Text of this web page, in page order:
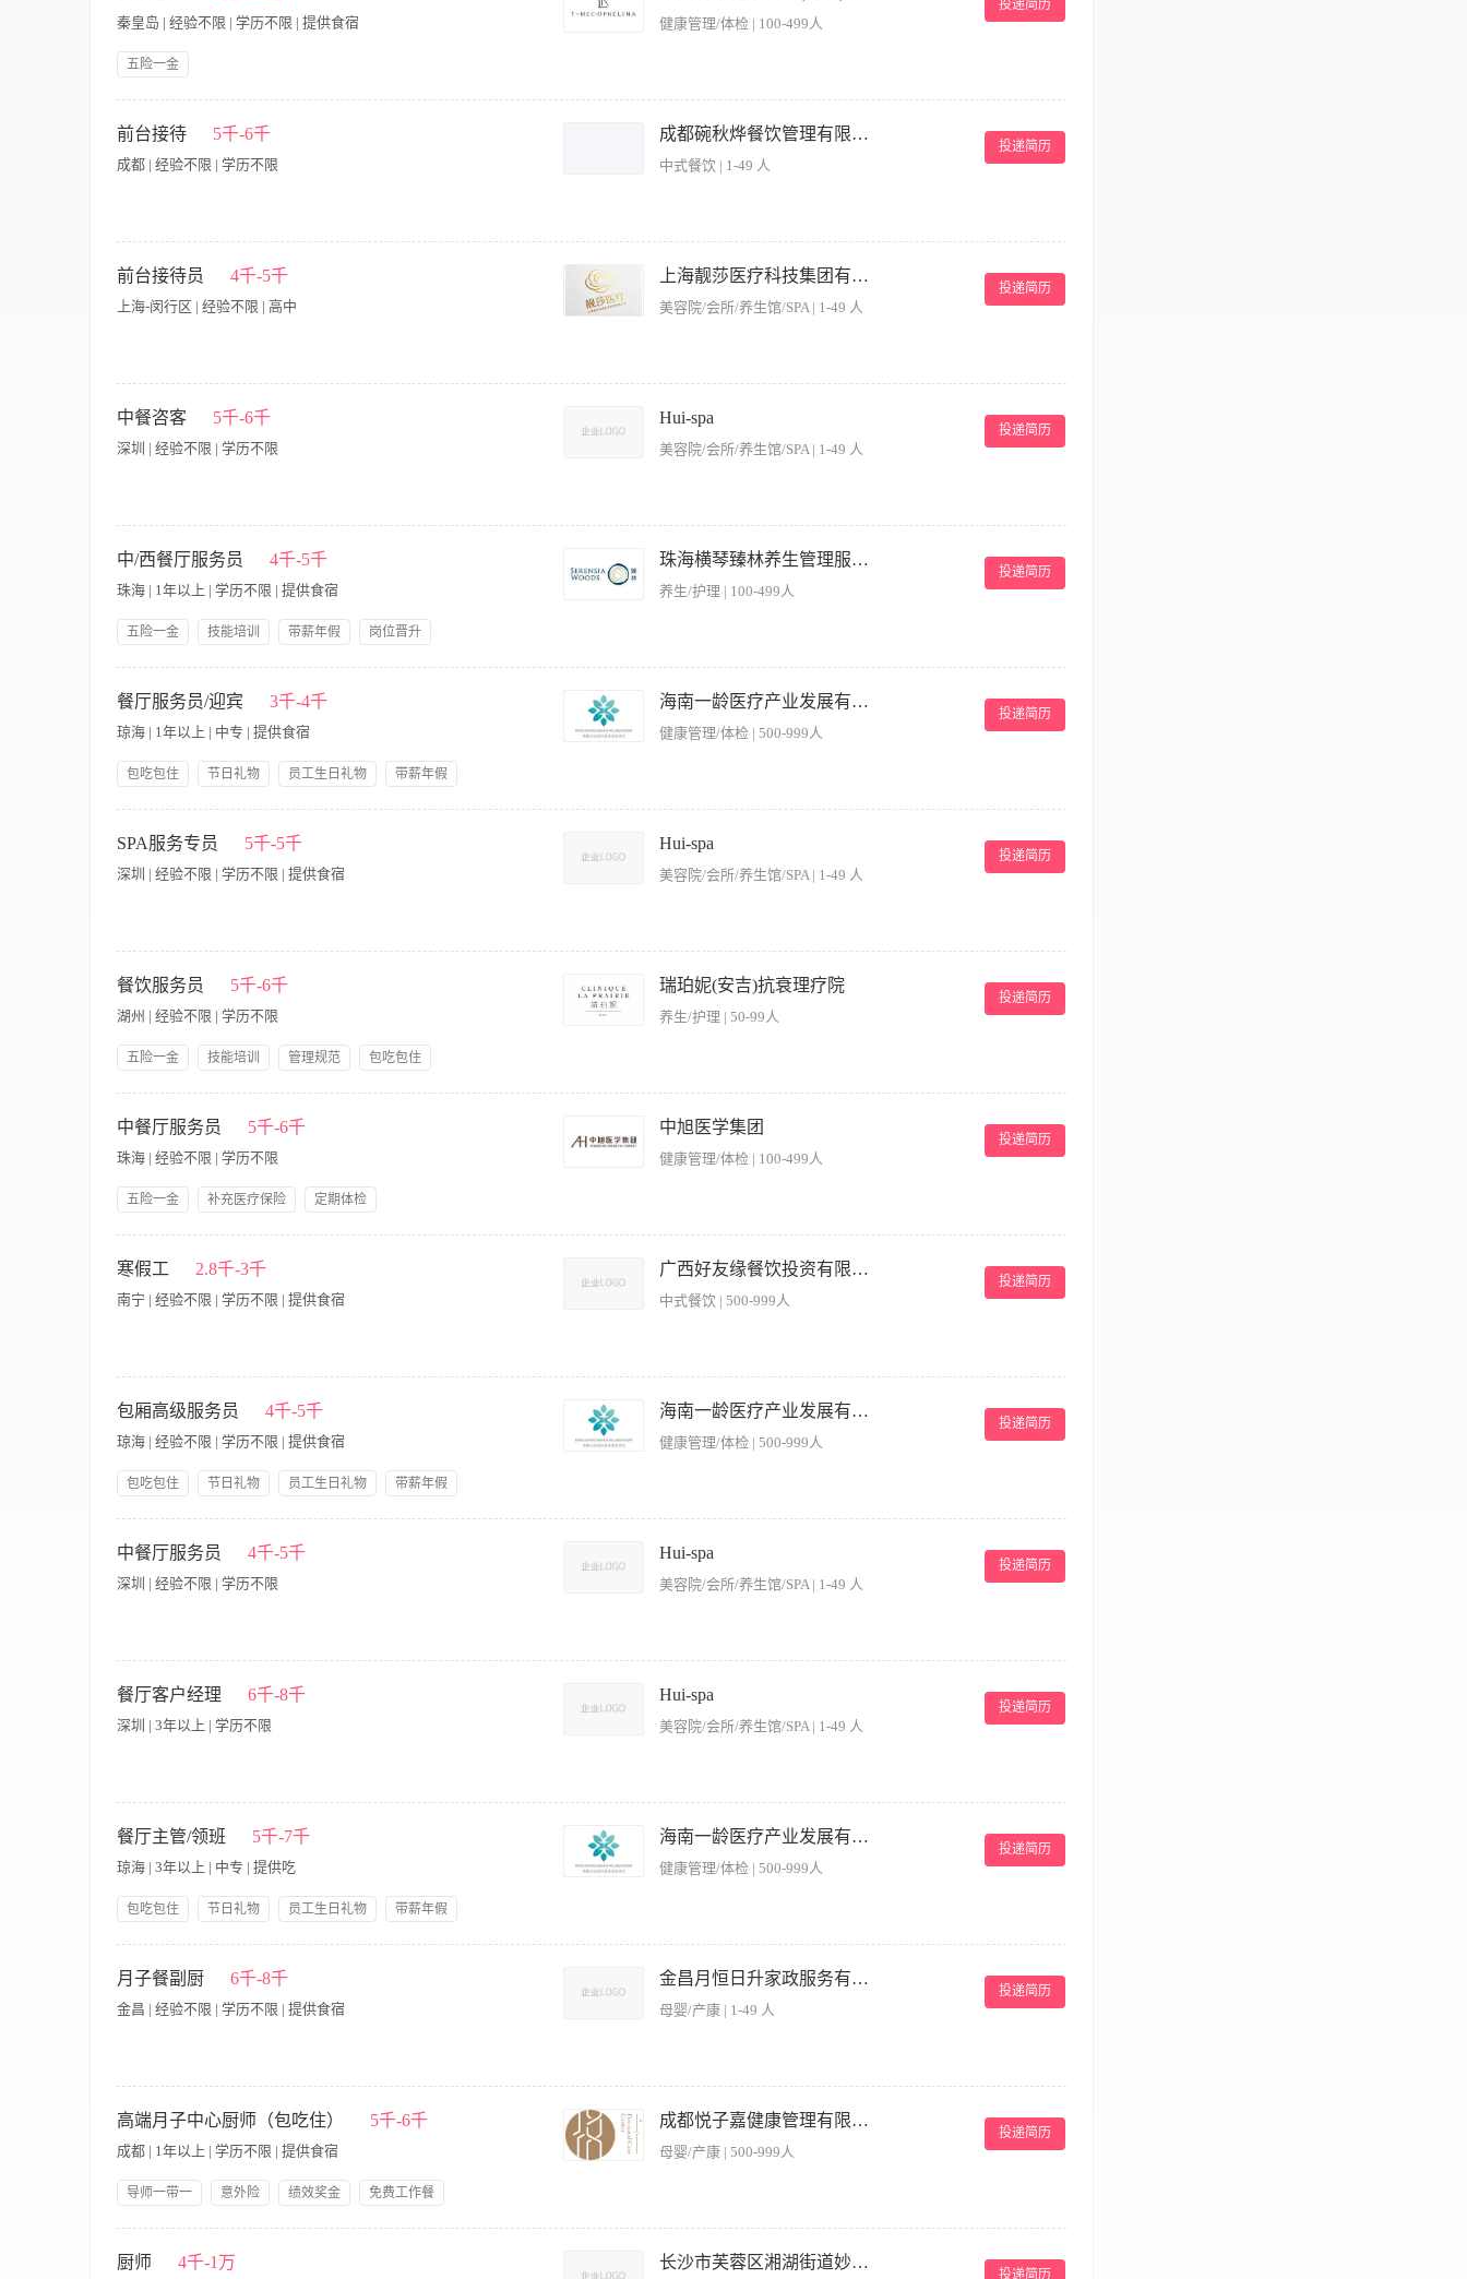
入； 15、热情待客、态度谦和，不断提高服务质量，加强现场管理，及时发现与纠正服务当中出现的问题，有效建立部门宾客满意度档案，确保指标完成良好； 16、
他临时的工作任务。
秦皇岛 | 经验不限 | 学历不限 | 提供食宿
五险一金
健康管理/体检 | 100-499人
投递简历
发当地需求的餐饮产品。 4、熟悉饭店管理理论、餐饮管理理论、营销学和服务心理学。 5、协调与其他部门的工作关系，确保宾客得到满意的餐饮产品和良好的服
务。 6、制定餐厅推销策略，督促员工做好食品饮料的推销工作，提高餐饮销售收入。 7、建全物资管理制度，对餐厅的设备、物资、用具等严格管理。 【岗位要
求】 1、本科以上文化程度；5年以上同岗位工作经验。 2、精通本部门的业务知识，熟练掌握中餐、西餐、酒吧、茶馆的技能及管理技巧。 3、熟悉 食品原材料采
性。
前台接待 5千-6千
成都 | 经验不限 | 学历不限
成都碗秋烨餐饮管理有限公司
中式餐饮 | 1-49 人
投递简历
客情，尤其要记住即将来店的贵宾、常客的姓名，了解酒店的所有活动。 4、熟悉酒店有关客房销售的各项政策，向来店宾客推销客房，努力争取最好的经济效益。
5、熟练总台各项专业业务和技能，搞好对客服务。 6、熟练掌握店内外信息，提供准确的问讯服务。 7、负责为下榻酒店的宾客办理入住登记手续。 8、负责客房钥
匙的管理和发放工作并严格遵守验证制度。 9、制作有关报表，为其它部门提供准确的接待信息。 【岗位要求】 1、XX以上文化程度，懂得英语。 2、性格开朗、头
前台接待员 4千-5千
上海-闵行区 | 经验不限 | 高中
上海靓莎医疗科技集团有限公司
美容院/会所/养生馆/SPA | 1-49 人
投递简历
公司快递、信件及文件，做好登记与分发工作； 4、维护前台区域的整洁与秩序，确保良好的企业形象； 5、协助行政事务，包括办公用品管理、会议室预约等基础支
持工作； 6、完成上级交办的其他临时性任务。 【岗位要求】 1、形象气质佳，普通话标准，具备良好的沟通能力与服务意识； 2、工作细致耐心，责任心强，能够妥
善处理日常接待事务； 3、具备基础的办公软件操作能力（如Word、Excel等）； 4、能适应晚班制度（如有需要），具备团队协作精神； 5、无经验者可接受培训，
中餐咨客 5千-6千
深圳 | 经验不限 | 学历不限
Hui-spa
美容院/会所/养生馆/SPA | 1-49 人
投递简历
客情，尤其要记住即将来店的贵宾、常客的姓名。 3、熟练掌握店内外信息，向宾客提供礼貌周全的服务。 4、了解酒店的相关活动，可向宾客详细介绍酒店康乐部的
活动。 5、对于宾客的要求、不满和需要及时做出回应及时向领班或部门经理汇报。
中/西餐厅服务员 4千-5千
珠海 | 1年以上 | 学历不限 | 提供食宿
五险一金 技能培训 带薪年假
岗位晋升
珠海横琴臻林养生管理服务有限公司
养生/护理 | 100-499人
投递简历
必应，能够解答顾客咨询类问题，使顾客有宾至如归的感觉； 4、 熟悉餐厅的饮品及菜品介绍； 5、 积极参加培训，不断提高服务技能； 6、 服从主管安排，配合同
事工作； 7、协助运营，支援其他部门的工作； 8、配合完成领导交代的其他工作或任务（包括涉及非本岗位的工作内容） 岗位要求： 1、身体健康，形象气质佳
2、 能吃苦耐劳，有责任心，有爱心，热爱服务行业； 3、 身体状况符合国家餐饮行业标准要求； 4、 品行端正，无不良嗜好和记录，无纹身。
餐厅服务员/迎宾 3千-4千
琼海 | 1年以上 | 中专 | 提供食宿
包吃包住 节日礼物 员工生日礼物
带薪年假
海南一龄医疗产业发展有限公司
健康管理/体检 | 500-999人
投递简历
行保管。 3. 迎接宾客，引导宾客到预订台位或宾客满意的台位。 4. 客满时，负责安排好后到的宾客，使宾客乐于等位。 5. 随时注意听取宾客的意见，及时向上级反
映。 6. 随时注意在接待工作中的各种问题，及时向上级反映和协助处理。 7. 掌握和运用礼貌语言，负责接听电话，宾客电话订餐应问清楚基本信息。 8. 向客人介绍
餐厅各式菜点、各种饮品和特式菜点，吸引宾客来餐厅就餐。 岗位要求 1.中专毕业或具有同等学历，经过餐饮服务培训，有一定的日常外语会话能力。 2.有熟练的服
SPA服务专员 5千-5千
深圳 | 经验不限 | 学历不限 | 提供食宿
Hui-spa
美容院/会所/养生馆/SPA | 1-49 人
投递简历
里，你将通过专业的服务支持与温暖的零售互动，为客户创造从踏入空间到选购产品的完整美好体验。如果你渴望在高端健康疗愈品牌中成长，欢迎加入我们。 主要
职责 环境与服务支持· 负责一、二楼整体环境的清洁、整理与日常布置，确保疗愈空间始终整洁、宁静、舒适。· 协助准备各项疗愈服务用品，并为客户提供茶水、轻
食等贴心服务支持。· 配合理疗师与前台，完成客户引导、更衣协助等服务工作，确保服务动线流畅。 零售销售与客户互动· 在一楼零售区主动接待客户，介绍HUI
Wellness香氛等产品特性，协助试香与体验，促成销售。· 负责零售区域的货品陈列、库存盘点与补充，保持商品展示的吸引力与有序性。· 学习产品知识，为客户提
供专业的购物建议，传递品牌理念。 运营协助· 遵守并执行各项服务标准操作程序（SOP）与卫生安全规范。· 协助完成上级交办的其他日常运营支持工作。 任职要
求 基本条件· 高中及以上学历。· 具备服务行业基础工作经验，有零售、酒店、餐饮或SPA行业经验者优先。 能力与素养· 拥有良好的服务意识与亲和力，沟通表达清
· 有竞争力的薪酬：岗位底薪 + 绩效奖金 + 零售销售提成，收入与个人表现直接挂钩。 · 成长型岗位：提供完整的SPA服务流程与零售产品知识培训，清晰的发展路径
（可向资深服务顾问、前台主管或零售专员方向培养）。 · 融入团队：享受与团队一致的员工疗愈福利、节日礼品、生日关怀及团队活动。 · 优雅的工作环境：在深
餐饮服务员 5千-6千
湖州 | 经验不限 | 学历不限
五险一金 技能培训 管理规范
包吃包住
瑞珀妮(安吉)抗衰理疗院
养生/护理 | 50-99人
投递简历
保餐厅区域每餐段都将按标准设定，这包括摆台,设置自助餐,所有设备准备好服务,确保你已经被主管做了餐前会议。 4、确保餐台的干净和整洁。 5、确保服务台保持
干净和整洁。 6、有效地与厨房沟通。 7、确保完全了解食品出品，已做更好推销。
中餐厅服务员 5千-6千
珠海 | 经验不限 | 学历不限
五险一金 补充医疗保险 定期体检
中旭医学集团
健康管理/体检 | 100-499人
投递简历
设备，确保娱乐活动的顺利进行。 4、保持包房或座位的整洁，清理桌面垃圾。 5、协调与其他服务员或工作人员的工作，确保服务的连贯性和高效性。 6、确保场所
内的消防安全，熟悉消防设备的使用方法，并在紧急情况下能够迅速疏散客人。 7、协助客人进行结账，确保账单准确无误。 【岗位要求】 1、服务意识强，能够主
动为客人提供优质服务。 2、具备良好的沟通能力，能够与客人进行愉快的交流，解决客人的问题。 3、熟悉娱乐场所的服务流程和规范，能够熟练操作相关设备。
寒假工 2.8千-3千
南宁 | 经验不限 | 学历不限 | 提供食宿
广西好友缘餐饮投资有限公司
中式餐饮 | 500-999人
投递简历
水产科学研究院旁） 联系人：陆主管15717719979微信同号
包厢高级服务员 4千-5千
琼海 | 经验不限 | 学历不限 | 提供食宿
包吃包住 节日礼物 员工生日礼物
带薪年假
海南一龄医疗产业发展有限公司
健康管理/体检 | 500-999人
投递简历
换餐具、烟灰缸，及时清理桌面； 3、要做到手勤、脚勤、眼勤、口勤，及时为客人提供优质服务； 4、了解餐厅菜单内容和出品，具备一定的菜肴知识和点菜技能技
巧，积极向客人推介相关的时令菜肴、特色菜肴及急推菜肴等，提高餐厅营业收入； 5、服从领导安排，做好餐厅日常检查、准备工作和餐厅服务工作； 6、积极的参
加部门及酒店组织的相关培训，不断提高自身业务技能和综合素质； 7、协助餐厅主管完成其他相关工作内容及工作任务； 8、领导交代其他临时的工作任务。 任职
中餐厅服务员 4千-5千
深圳 | 经验不限 | 学历不限
Hui-spa
美容院/会所/养生馆/SPA | 1-49 人
投递简历
设备，确保娱乐活动的顺利进行。 4、保持包房或座位的整洁，及时更换烟灰缸，清理桌面垃圾。 5、协调与其他服务员或工作人员的工作，确保服务的连贯性和高效
性。 6、确保场所内的消防安全，熟悉消防设备的使用方法，并在紧急情况下能够迅速疏散客人。 7、协助客人进行结账，确保账单准确无误。 【岗位要求】 1、服务
意识强，能够主动为客人提供优质服务。 2、具备良好的沟通能力，能够与客人进行愉快的交流，解决客人的问题。 3、熟悉娱乐场所的服务流程和规范，能够熟练操
餐厅客户经理 6千-8千
深圳 | 3年以上 | 学历不限
Hui-spa
美容院/会所/养生馆/SPA | 1-49 人
投递简历
与店内团队紧密协作，确保各类宴请活动的顺利执行和客户满意度。 · 建立并更新客户档案，进行定期回访与关系维护，提升客户黏性与复购。 · 完成公司制定的销
售目标，并积极收集市场及客户反馈，助力品牌优化。 · 任职要求： · 三年以上高端餐饮、酒店、会所或相关行业的销售/客户管理经验。 · 具备优秀的商务洽谈、客
户开发和关系维护能力。 · 形象气质佳，沟通表达能力强，有抗压能力，有出色的服务意识和应变能力。 · 具备良好的团队协作精神和结果导向意识。 · 对宴请市场有
独到见解，能向客户清晰阐述若兰慈的独特价值。
餐厅主管/领班 5千-7千
琼海 | 3年以上 | 中专 | 提供吃
包吃包住 节日礼物 员工生日礼物
带薪年假
海南一龄医疗产业发展有限公司
健康管理/体检 | 500-999人
投递简历
良好形象 4、控制食材成本与损耗，定期盘点库存并提交采购需求 5、执行卫生清洁标准，配合监管部门检查工作 【岗位要求】 1、具备餐饮服务行业工作经验，有团
队管理经验优先 2、熟悉餐厅运营流程及食品安全规范 3、具备较强的沟通协调能力和应急处理能力 4、能适应早晚班轮换工作制 5、工作细致认真，具有服务意识和
责任心
月子餐副厨 6千-8千
金昌 | 经验不限 | 学历不限 | 提供食宿
金昌月恒日升家政服务有限公司
母婴/产康 | 1-49 人
投递简历
出餐：可根据产妇顺产、剖腹产、顺产侧切、产后体虚、妊娠期糖尿病、下奶/回奶等不同体质，自主搭配一日5餐（三餐正餐+两顿加餐），独立完成食材预处理、烹
饪、分装、按时送餐整套工作，无需主厨全程盯控。 配合主厨完善月子食谱：跟进产后四阶段食补（排恶露、修复、催乳、滋补），优化菜品口味、荤素配比，定期
更新时令月子菜品；做好每日食材清点、报采，精准核算用料，减少食材损耗。 厨房环境卫生管控：严格遵循母婴厨房食品安全标准，厨具消毒、生熟分开、冰箱分
类存放食材，每日后厨清洁、消杀，符合月子中心卫生验收要求。 餐品问题跟进：收集宝妈用餐反馈，及时调整菜品软硬、口味、滋补配比；妥善处理餐食异议，配
合护理、营养师优化餐单。 辅助后厨日常：主厨休息/休假期间全权顶岗，统筹当日所有月子餐制作、出餐工作。 三、任职要求 有月子餐/营养餐/私房膳食烹饪经验，
能独立单兵完成整栋/批量月子餐出品，熟悉产后饮食禁忌、药膳食补常识； 懂荤素搭配、少油少盐低糖烹饪，擅长汤品、月子粥、面点、滋补小菜制作； 持有健康
先，能快速上手上岗。 四、福利待遇（可选补充） 月休4天，包吃住/餐补，法定节假日加班补贴； 试用期1-3个月，转正后按能力上调薪资，绩效奖金按月结算； 环
高端月子中心厨师（包吃住） 5千-6千
成都 | 1年以上 | 学历不限 | 提供食宿
导师一带一 意外险 绩效奖金
免费工作餐
成都悦子嘉健康管理有限公司
母婴/产康 | 500-999人
投递简历
25~40岁 2、1年及以上炉台川菜或粤菜工作经验，有月子中心工作经验优先 3、具备切配及打荷能力 4、踏实、细心、有责任心 三、薪资福利 1、我们有健全的福利体
厨师 4千-1万 长沙市芙蓉区湘湖街道妙真堂养生馆
投递简历